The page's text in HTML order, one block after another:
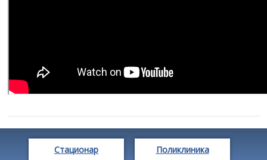
Стационар Поликлиника